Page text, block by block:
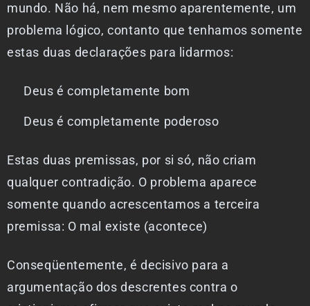
mundo. Não há, nem mesmo aparentemente, um
problema lógico, contanto que tenhamos somente
estas duas declarações para lidarmos:
Deus é completamente bom
Deus é completamente poderoso
Estas duas premissas, por si só, não criam
qualquer contradição. O problema aparece
somente quando acrescentamos a terceira
premissa: O mal existe (acontece)
Conseqüentemente, é decisivo para a
argumentação dos descrentes contra o